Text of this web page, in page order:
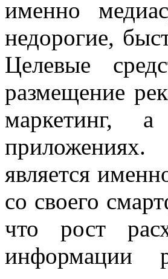
именно
недорогие,
Целевые
размещение
маркетинг,
является
со своего
что рост
информации